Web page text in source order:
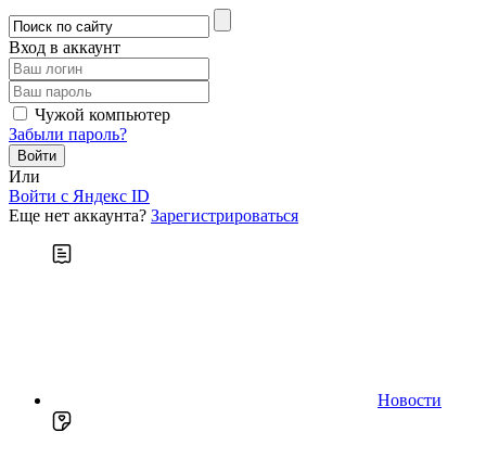
Вход в аккаунт
Чужой компьютер
Забыли пароль?
Или
Войти c Яндекс ID
Еще нет аккаунта? Зарегистрироваться
Новости